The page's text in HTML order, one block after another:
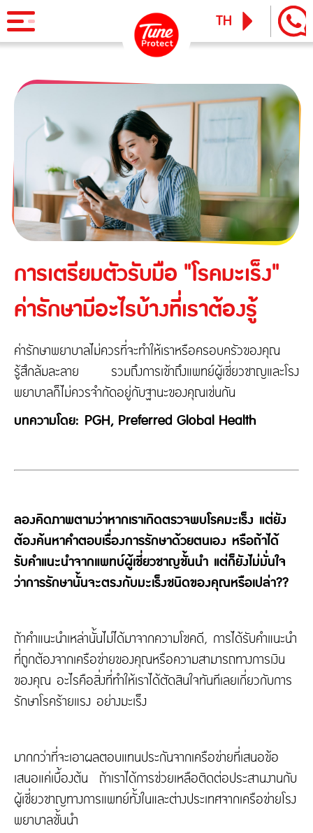
ผลิตภัณฑ์
ประกันภัยสำหรับบุคคล
ประกันภัยการเดินทาง
ทูน ทราเวล ประกันเดินทางต่างประเทศ
ประกันภัยสำหรับธุรกิจ
ประกันความเสี่ยงภัยทุกชนิดสำหรับงานรับเหมาก่อสร้าง/ติดตั้ง
เครื่องจักร
ประกันภัยความเสี่ยงภัยทุกชนิดของเครื่องจักรที่ใช้ในงาน
ก่อสร้าง
ประกันความเสี่ยงภัยทุกชนิดของอุตสาหกรรม
ประกันภัยธุรกิจหยุดชะงัก
ประกันภัยทางทะเล และขนส่ง
ประกันอัคคีภัย
ข่าวสารและกิจกรรม
บริการ
Tune Care
Tune Connect
Lounge Pass
เรียกร้องสินไหม
บทความแนะนำ
ติดต่อเรา
เกี่ยวกับ Tune Protect
เกี่ยวกับ Tune Protect
ประวัติองค์กร
TH
การเตรียมตัวรับมือ "โรคมะเร็ง"
ค่ารักษามีอะไรบ้างที่เราต้องรู้
ค่ารักษาพยาบาลไม่ควรที่จะทำให้เราหรือครอบครัวของคุณ
รู้สึกล้มละลาย รวมถึงการเข้าถึงแพทย์ผู้เชี่ยวชาญและโรง
พยาบาลก็ไม่ควรจำกัดอยู่กับฐานะของคุณเช่นกัน
บทความโดย: PGH, Preferred Global Health
ลองคิดภาพตามว่าหากเราเกิดตรวจพบโรคมะเร็ง แต่ยัง
ต้องค้นหาคำตอบเรื่องการรักษาด้วยตนเอง หรือถ้าได้
รับคำแนะนำจากแพทบ์ผู้เชี่ยวชาญชั้นนำ แต่ก็ยังไม่มั่นใจ
ว่าการรักษานั้นจะตรงกับมะเร็งชนิดของคุณหรือเปล่า??
ถ้าคำแนะนำเหล่านั้นไม่ได้มาจากความโชคดี, การได้รับคำแนะนำ
ที่ถูกต้องจากเครือข่ายของคุณหรือความสามารถทางการเงิน
ของคุณ อะไรคือสิ่งที่ทำให้เราได้ตัดสินใจทันทีเลยเกี่ยวกับการ
รักษาโรคร้ายแรง อย่างมะเร็ง
มากกว่าที่จะเอาผลตอบแทนประกันจากเครือข่ายที่เสนอข้อ
เสนอแค่เบื้องต้น ถ้าเราได้การช่วยเหลือติดต่อประสานงานกับ
ผู้เชี่ยวชาญทางการแพทย์ทั้งในและต่างประเทศจากเครือข่ายโรง
พยาบาลชั้นนำ